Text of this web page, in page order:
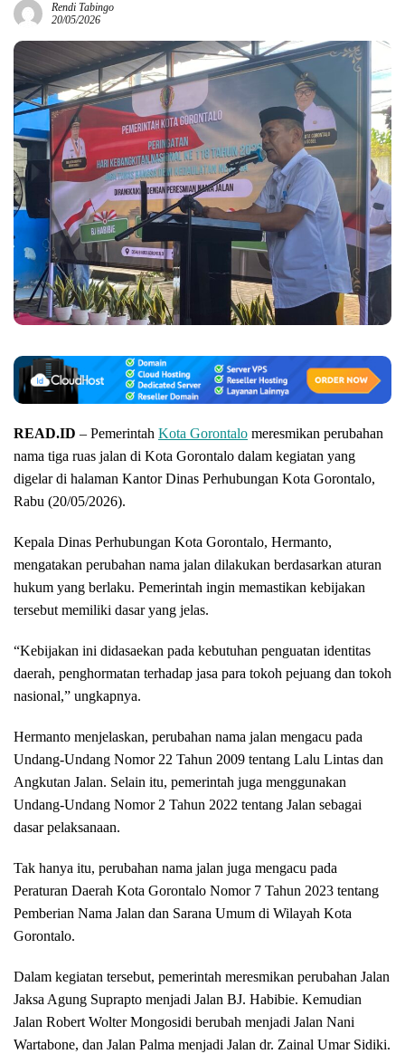
Rendi Tabingo
20/05/2026
READ.ID – Pemerintah Kota Gorontalo meresmikan perubahan
nama tiga ruas jalan di Kota Gorontalo dalam kegiatan yang
digelar di halaman Kantor Dinas Perhubungan Kota Gorontalo,
Rabu (20/05/2026).
Kepala Dinas Perhubungan Kota Gorontalo, Hermanto,
mengatakan perubahan nama jalan dilakukan berdasarkan aturan
hukum yang berlaku. Pemerintah ingin memastikan kebijakan
tersebut memiliki dasar yang jelas.
“Kebijakan ini didasaekan pada kebutuhan penguatan identitas
daerah, penghormatan terhadap jasa para tokoh pejuang dan tokoh
nasional,” ungkapnya.
Hermanto menjelaskan, perubahan nama jalan mengacu pada
Undang-Undang Nomor 22 Tahun 2009 tentang Lalu Lintas dan
Angkutan Jalan. Selain itu, pemerintah juga menggunakan
Undang-Undang Nomor 2 Tahun 2022 tentang Jalan sebagai
dasar pelaksanaan.
Tak hanya itu, perubahan nama jalan juga mengacu pada
Peraturan Daerah Kota Gorontalo Nomor 7 Tahun 2023 tentang
Pemberian Nama Jalan dan Sarana Umum di Wilayah Kota
Gorontalo.
Dalam kegiatan tersebut, pemerintah meresmikan perubahan Jalan
Jaksa Agung Suprapto menjadi Jalan BJ. Habibie. Kemudian
Jalan Robert Wolter Mongosidi berubah menjadi Jalan Nani
Wartabone, dan Jalan Palma menjadi Jalan dr. Zainal Umar Sidiki.